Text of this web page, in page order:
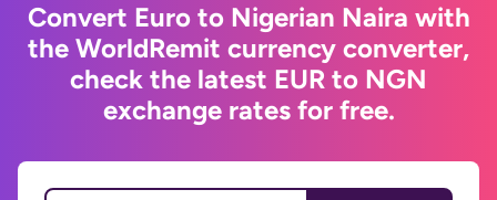
Convert Euro to Nigerian Naira with
the WorldRemit currency converter,
check the latest EUR to NGN
exchange rates for free.